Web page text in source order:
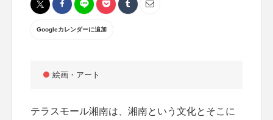
Googleカレンダーに追加
絵画・アート
テラスモール湘南は、湘南という文化とそこに